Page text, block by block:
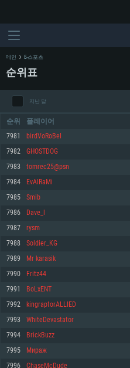
시스템
최소사양
운영체제: Windows 10 (64 bit)
프로세서: 2.2 GHz 듀얼코어 이상
메모리: 4GB
그래픽 카드: DirectX 11 이상을 지원
GeForce GT 660. 최소 사양 해상도:
네트워크: 브로드밴드 인터넷
여유 저장 공간: 22.1 GB (최소 클라이
권장 사양
최소사양
운영체제: Mac OS Big Sur 11.0
프로세서: 최소 2.2 GHz의 Core i5
메모리: 6 GB
그래픽 카드: Metal 을 지원하는 Intel
능을 가지는 Mac 버전의 AMD/Nvidia.
네트워크: 브로드밴드 인터넷
여유 저장 공간: 22.1 GB (최소 클라이
권장 사양
최소사양
운영체제: 64bit Linux 중 최신 버전
프로세서: 2.4 GHz 듀얼코어
메모리: 4 GB
그래픽 카드: Vulkan 을 지원하고, 최
660 (6개월 미만) 혹은 그와 동급의 성
원하는 AMD (6개월 미만; 최소사양 지
네트워크: 브로드밴드 인터넷
여유 저장 공간: 22.1 GB (최소 클라이
권장 사양
메인 E-스포츠
순위표
지난 달
순위 플레이어
7981 birdVoRoBeI
7982 GHOSTDOG
7983 tomrec25@psn
7984 EvAlRaMi
7985 Smib
7986 Dave_l
7987 rysm
7988 Soldier_KG
7989 Mr karasik
7990 Fritz44
7991 BoLxENT
7992 kingraptorALLIED
7993 WhiteDevastator
7994 BrickBuzz
7995 Мираж
7996 ChaseMcDude